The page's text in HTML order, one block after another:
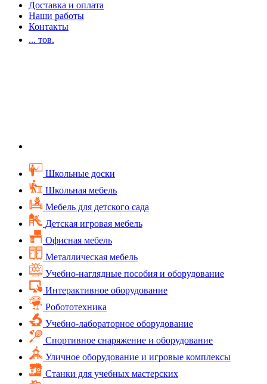
Доставка и оплата
Наши работы
Контакты
... тов.
Школьные доски
Школьная мебель
Мебель для детского сада
Детская игровая мебель
Офисная мебель
Металлическая мебель
Учебно-наглядные пособия и оборудование
Интерактивное оборудование
Робототехника
Учебно-лабораторное оборудование
Спортивное снаряжение и оборудование
Уличное оборудование и игровые комплексы
Cтанки для учебных мастерских